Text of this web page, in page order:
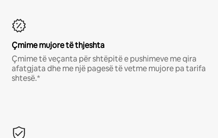
Çmime mujore të thjeshta
Çmime të veçanta për shtëpitë e pushimeve me qira
afatgjata dhe me një pagesë të vetme mujore pa tarifa
shtesë.*